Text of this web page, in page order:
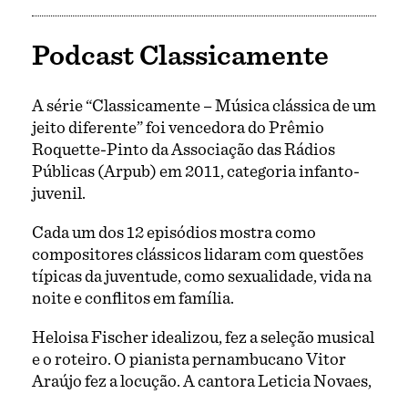
Podcast Classicamente
A série “Classicamente – Música clássica de um
jeito diferente” foi vencedora do Prêmio
Roquette-Pinto da Associação das Rádios
Públicas (Arpub) em 2011, categoria infanto-
juvenil.
Cada um dos 12 episódios mostra como
compositores clássicos lidaram com questões
típicas da juventude, como sexualidade, vida na
noite e conflitos em família.
Heloisa Fischer idealizou, fez a seleção musical
e o roteiro. O pianista pernambucano Vitor
Araújo fez a locução. A cantora Leticia Novaes,